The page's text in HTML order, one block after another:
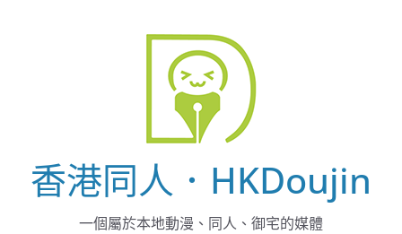
香港同人．HKDoujin
一個屬於本地動漫、同人、御宅的媒體